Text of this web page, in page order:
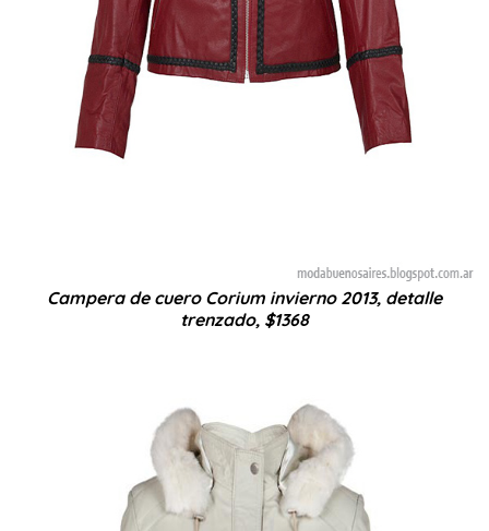
Campera de cuero Corium invierno 2013, detalle
trenzado, $1368